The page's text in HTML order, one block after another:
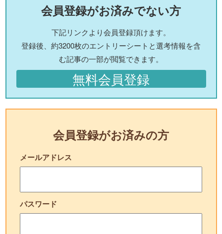
会員登録がお済みでない方
下記リンクより会員登録頂けます。
登録後、約3200枚のエントリーシートと選考情報を含
む記事の一部が閲覧できます。
無料会員登録
会員登録がお済みの方
メールアドレス
パスワード